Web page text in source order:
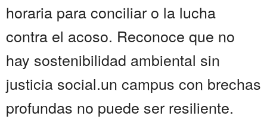
horaria para conciliar o la lucha
contra el acoso. Reconoce que no
hay sostenibilidad ambiental sin
justicia social.un campus con brechas
profundas no puede ser resiliente.